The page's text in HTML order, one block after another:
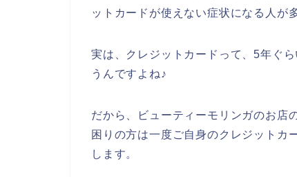
ットカードが使えない症状になる人が
実は、クレジットカードって、5年ぐ
うんですよね♪
だから、ビューティーモリンガのお店
困りの方は一度ご自身のクレジットカ
します。